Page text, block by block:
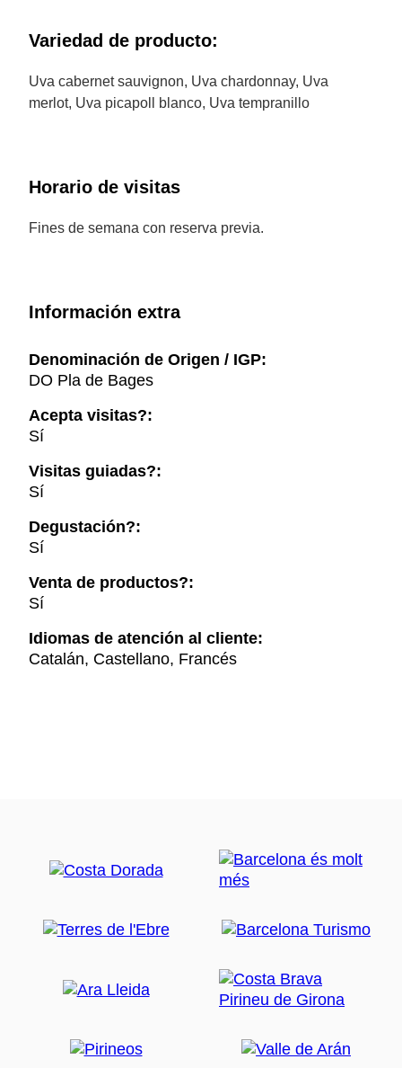
Variedad de producto:
Uva cabernet sauvignon, Uva chardonnay, Uva
merlot, Uva picapoll blanco, Uva tempranillo
Horario de visitas
Fines de semana con reserva previa.
Información extra
Denominación de Origen / IGP:
DO Pla de Bages
Acepta visitas?:
Sí
Visitas guiadas?:
Sí
Degustación?:
Sí
Venta de productos?:
Sí
Idiomas de atención al cliente:
Catalán, Castellano, Francés